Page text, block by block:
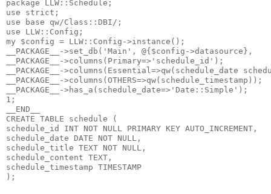
package LLW::Schedule;
use strict;
use base qw/Class::DBI/;
use LLW::Config;
my $config = LLW::Config->instance();
__PACKAGE__->set_db('Main', @{$config->datasource},
__PACKAGE__->columns(Primary=>'schedule_id');
__PACKAGE__->columns(Essential=>qw(schedule_date
__PACKAGE__->columns(OTHERS=>qw(schedule_timestamp));
__PACKAGE__->has_a(schedule_date=>'Date::Simple');
1;
__END__
CREATE TABLE schedule (
schedule_id INT NOT NULL PRIMARY KEY AUTO_INCREMENT,
schedule_date DATE NOT NULL,
schedule_title TEXT NOT NULL,
schedule_content TEXT,
schedule_timestamp TIMESTAMP
);